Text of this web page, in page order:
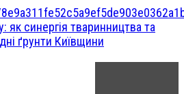
як синергія тваринництва та
ґрунти Київщини